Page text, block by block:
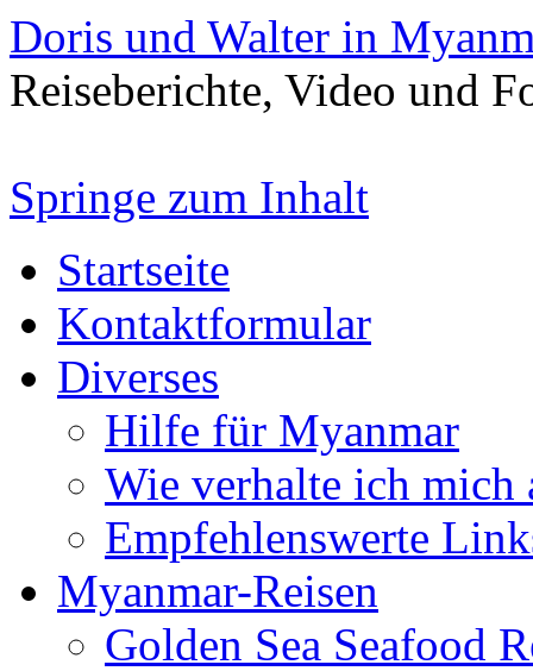
Doris und Walter in
Reiseberichte, Video und
Springe zum Inhalt
Startseite
Kontaktformular
Diverses
Hilfe für Myanmar
Wie verhalte ich
Empfehlenswerte
Myanmar-Reisen
Golden Sea Seafood